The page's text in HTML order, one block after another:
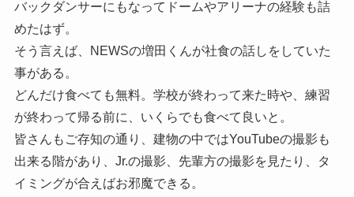
バックダンサーにもなってドームやアリーナの経験も詰
めたはず。
そう言えば、NEWSの増田くんが社食の話しをしていた
事がある。
どんだけ食べても無料。学校が終わって来た時や、練習
が終わって帰る前に、いくらでも食べて良いと。
皆さんもご存知の通り、建物の中ではYouTubeの撮影も
出来る階があり、Jr.の撮影、先輩方の撮影を見たり、タ
イミングが合えばお邪魔できる。